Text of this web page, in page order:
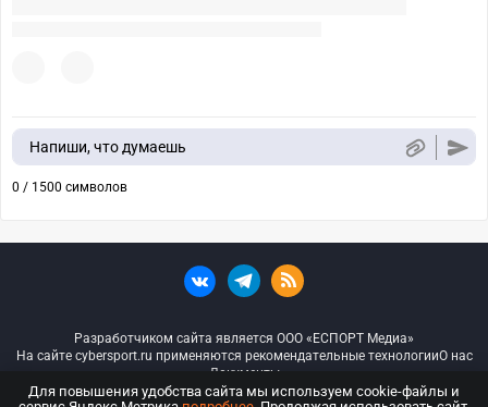
Напиши, что думаешь
0 / 1500 символов
Разработчиком сайта является ООО «ЕСПОРТ Медиа»
На сайте cybersport.ru применяются рекомендательные технологииО нас
Документы
Для повышения удобства сайта мы используем cookie-файлы и